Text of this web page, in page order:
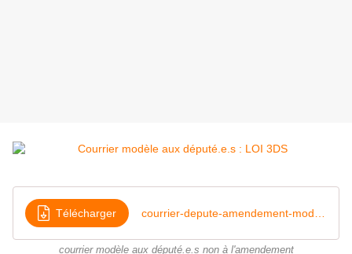
Télécharger
courrier modèle aux député.e.s non à l'amendement